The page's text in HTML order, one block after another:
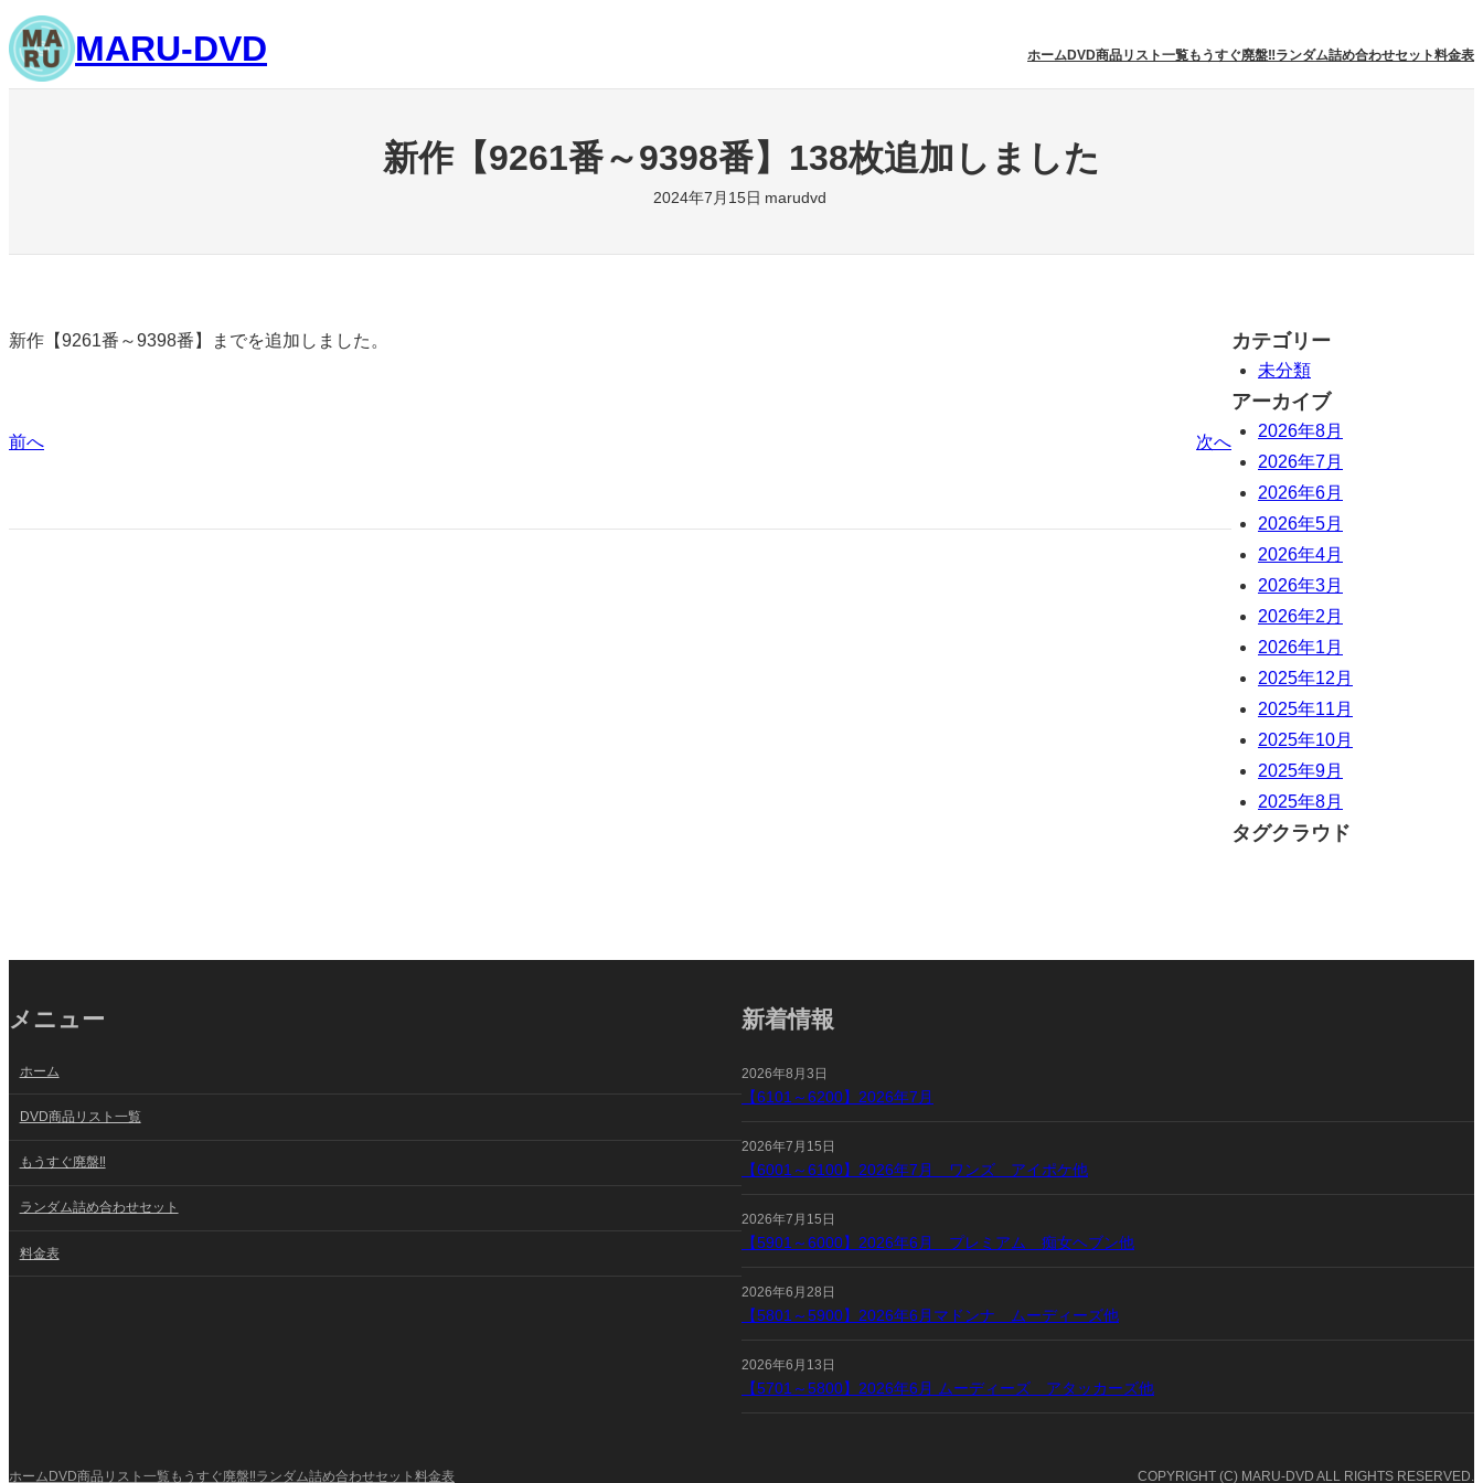
内
容
を
MARU-DVD ホームDVD商品リスト一覧もうすぐ廃盤‼ランダム詰め合わせセット料金表
新作【9261番～9398番】138枚追加しました
2024年7月15日 marudvd
新作【9261番～9398番】までを追加しました。
前へ 次へ
カテゴリー
未分類
アーカイブ
2026年8月
2026年7月
2026年6月
2026年5月
2026年4月
2026年3月
2026年2月
2026年1月
2025年12月
2025年11月
2025年10月
2025年9月
2025年8月
タグクラウド
メニュー
ホーム
DVD商品リスト一覧
もうすぐ廃盤‼
ランダム詰め合わせセット
料金表
新着情報
2026年8月3日
【6101～6200】2026年7月
2026年7月15日
【6001～6100】2026年7月 ワンズ アイポケ他
2026年7月15日
【5901～6000】2026年6月 プレミアム 痴女ヘブン他
2026年6月28日
【5801～5900】2026年6月マドンナ ムーディーズ他
2026年6月13日
【5701～5800】2026年6月 ムーディーズ アタッカーズ他
ホームDVD商品リスト一覧 もうすぐ廃盤‼ランダム詰め合わせセット 料金表 COPYRIGHT (C) MARU-DVD ALL RIGHTS RESERVED.